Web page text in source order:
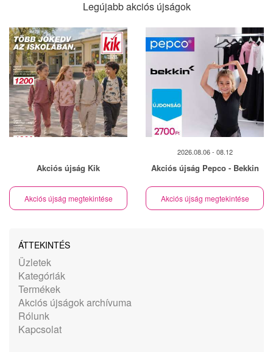
Legújabb akciós újságok
Akciós újság Kik
Akciós újság megtekintése
2026.08.06 - 08.12
Akciós újság Pepco - Bekkin
Akciós újság megtekintése
ÁTTEKINTÉS
Üzletek
Kategóriák
Termékek
Akciós újságok archívuma
Rólunk
Kapcsolat